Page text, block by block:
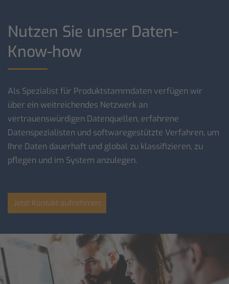
Nutzen Sie unser Daten-
Know-how
Als Spezialist für Produktstammdaten verfügen wir
über ein weitreichendes Netzwerk an
vertrauenswürdigen Datenquellen, erfahrene
Datenspezialisten und softwaregestützte Verfahren, um
Ihre Daten dauerhaft und global zu klassifizieren, zu
pflegen und im System anzulegen.
Jetzt Kontakt aufnehmen